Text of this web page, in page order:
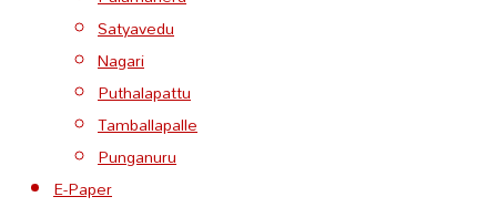
Satyavedu
Nagari
Puthalapattu
Tamballapalle
Punganuru
E-Paper